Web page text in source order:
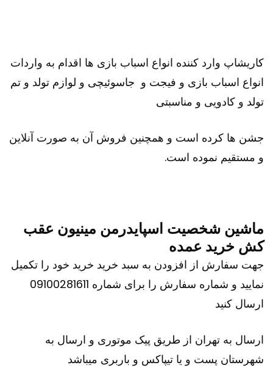
کاریشاپ وارد کننده انواع اسباب بازی ها اقدام به واردات
انواع اسباب بازی و فیجت و جاسوئیچی و لوازم تولد و تم
تولد و کادویی و مناسبتی
جشن ها کرده است و همچنین فروش آن به صورت آنلاین
و مستقیم نموده است.
ماشین شخصیت اسپایدرمن مینیون عقب
کش خرید عمده
جهت سفارش از افزودن به سبد خرید خرید خود را تکمیل
نمایید و شماره سفارش را برای شماره 09100281611
ارسال کنید
ارسال به تهران از طریق پیک موتوری و ارسال به
شهرستان پست و یا تیپاکس و باربری میباشد